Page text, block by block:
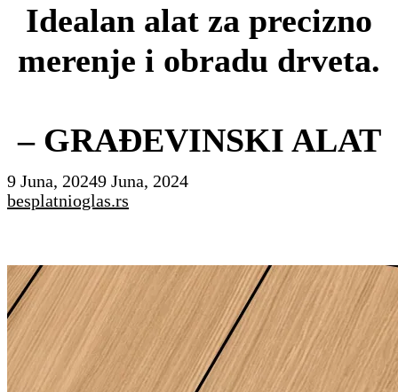
Idealan alat za precizno
merenje i obradu drveta.
– GRAĐEVINSKI ALAT
9 Juna, 20249 Juna, 2024
besplatnioglas.rs